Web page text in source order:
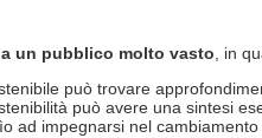
un pubblico molto vasto , in
può trovare
può avere una sintesi
ad impegnarsi nel